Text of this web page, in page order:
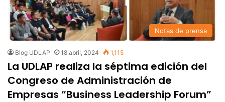
Notas de prensa
Blog UDLAP 18 abril, 2024 1,115
La UDLAP realiza la séptima edición del
Congreso de Administración de
Empresas “Business Leadership Forum”